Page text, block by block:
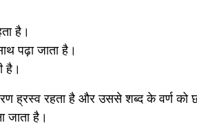
है।
पढ़ा जाता है।
है।
ह्रस्व रहता है और उससे शब्द के वर्ण को
जाता है।